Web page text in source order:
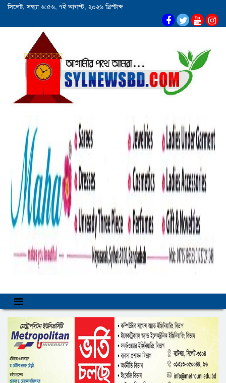
সিলেট, সন্ধ্যা ৬:৫৬, ৭ই আগস্ট, ২০২৬ খ্রিস্টাব্দ